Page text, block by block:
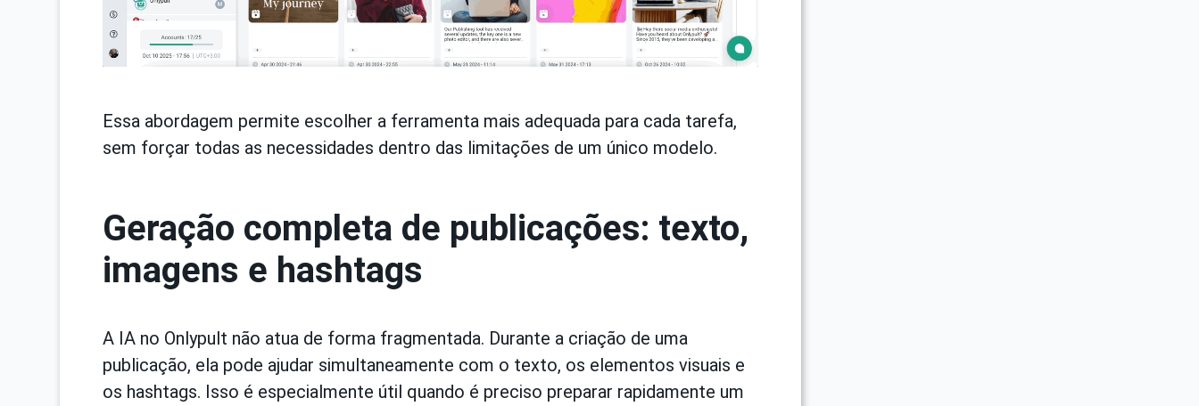
Essa abordagem permite escolher a ferramenta mais adequada para cada tarefa,
sem forçar todas as necessidades dentro das limitações de um único modelo.
Geração completa de publicações: texto,
imagens e hashtags
A IA no Onlypult não atua de forma fragmentada. Durante a criação de uma
publicação, ela pode ajudar simultaneamente com o texto, os elementos visuais e
os hashtags. Isso é especialmente útil quando é preciso preparar rapidamente um